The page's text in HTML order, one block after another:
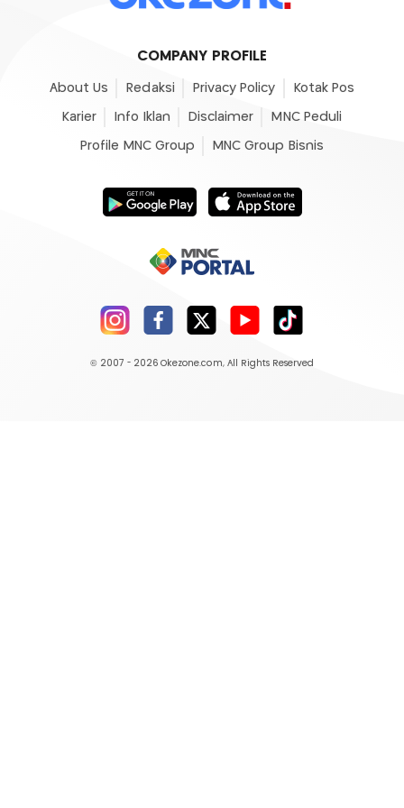
COMPANY PROFILE
About Us Redaksi Privacy Policy Kotak Pos
Karier Info Iklan Disclaimer MNC Peduli
Profile MNC Group MNC Group Bisnis
© 2007 - 2026 Okezone.com, All Rights Reserved